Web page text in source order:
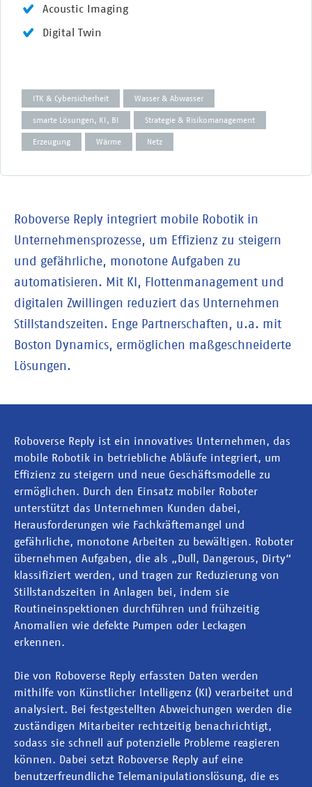
Acoustic Imaging
Digital Twin
ITK & Cybersicherheit Wasser & Abwasser
smarte Lösungen, KI, BI Strategie & Risikomanagement
Erzeugung Wärme Netz
Roboverse Reply integriert mobile Robotik in
Unternehmensprozesse, um Effizienz zu steigern
und gefährliche, monotone Aufgaben zu
automatisieren. Mit KI, Flottenmanagement und
digitalen Zwillingen reduziert das Unternehmen
Stillstandszeiten. Enge Partnerschaften, u.a. mit
Boston Dynamics, ermöglichen maßgeschneiderte
Lösungen.
Roboverse Reply ist ein innovatives Unternehmen, das
mobile Robotik in betriebliche Abläufe integriert, um
Effizienz zu steigern und neue Geschäftsmodelle zu
ermöglichen. Durch den Einsatz mobiler Roboter
unterstützt das Unternehmen Kunden dabei,
Herausforderungen wie Fachkräftemangel und
gefährliche, monotone Arbeiten zu bewältigen. Roboter
übernehmen Aufgaben, die als „Dull, Dangerous, Dirty“
klassifiziert werden, und tragen zur Reduzierung von
Stillstandszeiten in Anlagen bei, indem sie
Routineinspektionen durchführen und frühzeitig
Anomalien wie defekte Pumpen oder Leckagen
erkennen.
Die von Roboverse Reply erfassten Daten werden
mithilfe von Künstlicher Intelligenz (KI) verarbeitet und
analysiert. Bei festgestellten Abweichungen werden die
zuständigen Mitarbeiter rechtzeitig benachrichtigt,
sodass sie schnell auf potenzielle Probleme reagieren
können. Dabei setzt Roboverse Reply auf eine
benutzerfreundliche Telemanipulationslösung, die es